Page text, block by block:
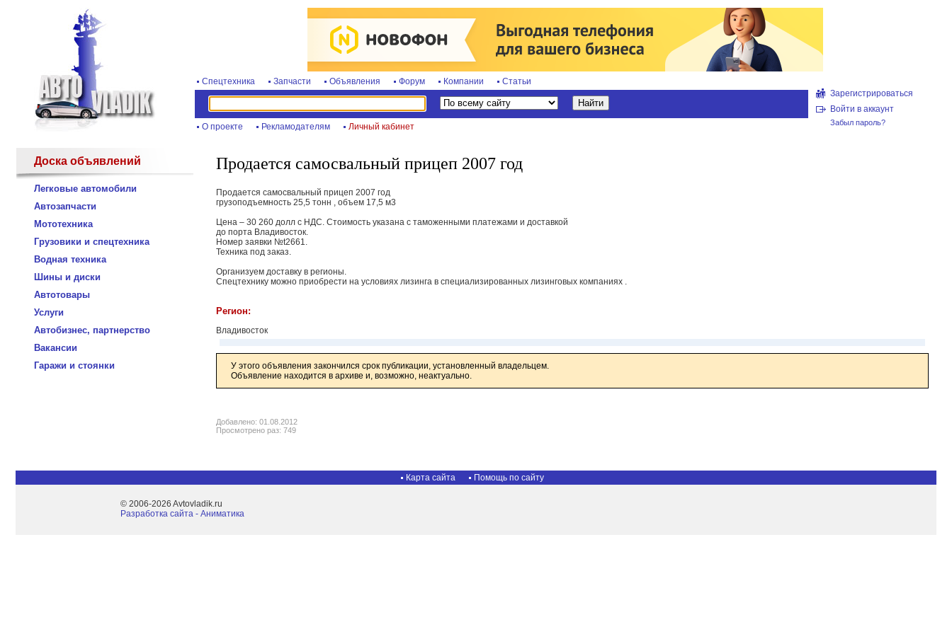
Спецтехника Запчасти Объявления Форум Компании Статьи
О проекте Рекламодателям Личный кабинет
Зарегистрироваться
Войти в аккаунт
Забыл пароль?
Доска объявлений
Легковые автомобили
Автозапчасти
Мототехника
Грузовики и спецтехника
Водная техника
Шины и диски
Автотовары
Услуги
Автобизнес, партнерство
Вакансии
Гаражи и стоянки
Продается самосвальный прицеп 2007 год
Продается самосвальный прицеп 2007 год
грузоподъемность 25,5 тонн , объем 17,5 м3
Цена – 30 260 долл с НДС. Стоимость указана с таможенными платежами и доставкой
до порта Владивосток.
Номер заявки №t2661.
Техника под заказ.
Организуем доставку в регионы.
Спецтехнику можно приобрести на условиях лизинга в специализированных лизинговых компаниях .
Регион:
Владивосток
У этого объявления закончился срок публикации, установленный владельцем.
Объявление находится в архиве и, возможно, неактуально.
Добавлено: 01.08.2012
Просмотрено раз: 749
Карта сайта Помощь по сайту
© 2006-2026 Avtovladik.ru
Разработка сайта - Aниматика